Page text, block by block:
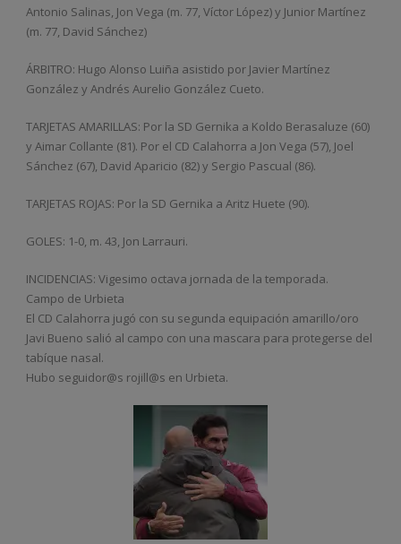
Antonio Salinas, Jon Vega (m. 77, Víctor López) y Junior Martínez
(m. 77, David Sánchez)
ÁRBITRO: Hugo Alonso Luiña asistido por Javier Martínez
González y Andrés Aurelio González Cueto.
TARJETAS AMARILLAS: Por la SD Gernika a Koldo Berasaluze (60)
y Aimar Collante (81). Por el CD Calahorra a Jon Vega (57), Joel
Sánchez (67), David Aparicio (82) y Sergio Pascual (86).
TARJETAS ROJAS: Por la SD Gernika a Aritz Huete (90).
GOLES: 1-0, m. 43, Jon Larrauri.
INCIDENCIAS: Vigesimo octava jornada de la temporada.
Campo de Urbieta
El CD Calahorra jugó con su segunda equipación amarillo/oro
Javi Bueno salió al campo con una mascara para protegerse del
tabíque nasal.
Hubo seguidor@s rojill@s en Urbieta.